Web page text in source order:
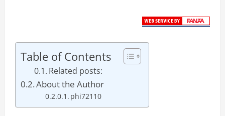
Table of Contents
Related posts:
About the Author
phi72110